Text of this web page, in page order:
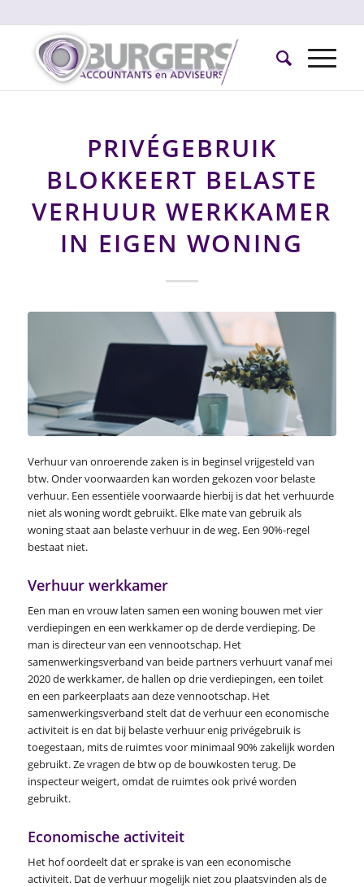
PRIVÉGEBRUIK
BLOKKEERT BELASTE
VERHUUR WERKKAMER
IN EIGEN WONING
Verhuur van onroerende zaken is in beginsel vrijgesteld van
btw. Onder voorwaarden kan worden gekozen voor belaste
verhuur. Een essentiële voorwaarde hierbij is dat het verhuurde
niet als woning wordt gebruikt. Elke mate van gebruik als
woning staat aan belaste verhuur in de weg. Een 90%-regel
bestaat niet.
Verhuur werkkamer
Een man en vrouw laten samen een woning bouwen met vier
verdiepingen en een werkkamer op de derde verdieping. De
man is directeur van een vennootschap. Het
samenwerkingsverband van beide partners verhuurt vanaf mei
2020 de werkkamer, de hallen op drie verdiepingen, een toilet
en een parkeerplaats aan deze vennootschap. Het
samenwerkingsverband stelt dat de verhuur een economische
activiteit is en dat bij belaste verhuur enig privégebruik is
toegestaan, mits de ruimtes voor minimaal 90% zakelijk worden
gebruikt. Ze vragen de btw op de bouwkosten terug. De
inspecteur weigert, omdat de ruimtes ook privé worden
gebruikt.
Economische activiteit
Het hof oordeelt dat er sprake is van een economische
activiteit. Dat de verhuur mogelijk niet zou plaatsvinden als de